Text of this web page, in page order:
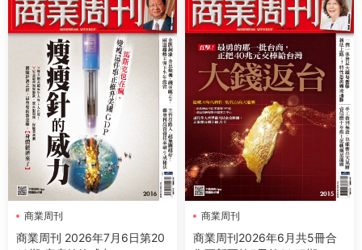
商業周刊
商業周刊 2026年7月6日第20
商業周刊
商業周刊2026年6月共5冊合